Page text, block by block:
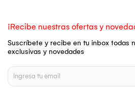
¡Recibe nuestras ofertas y
Suscríbete y recibe en tu inbox todas
exclusivas y novedades